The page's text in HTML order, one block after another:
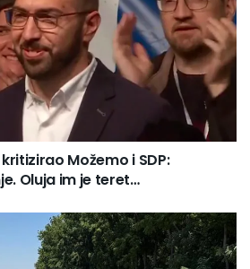
Možemo i SDP:
Oluja im je teret…